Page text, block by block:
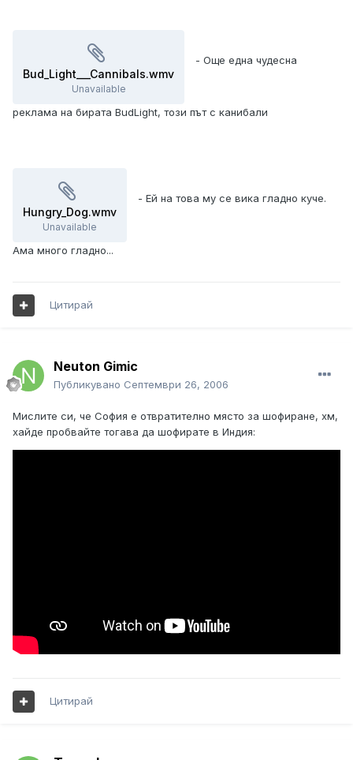
Bud_Light___Cannibals.wmv
Unavailable
- Още една чудесна
реклама на бирата BudLight, този път с канибали
Hungry_Dog.wmv
Unavailable
- Ей на това му се вика гладно куче.
Ама много гладно...
Цитирай
Neuton Gimic
Публикувано Септември 26, 2006
Мислите си, че София е отвратително място за шофиране, хм,
хайде пробвайте тогава да шофирате в Индия:
Цитирай